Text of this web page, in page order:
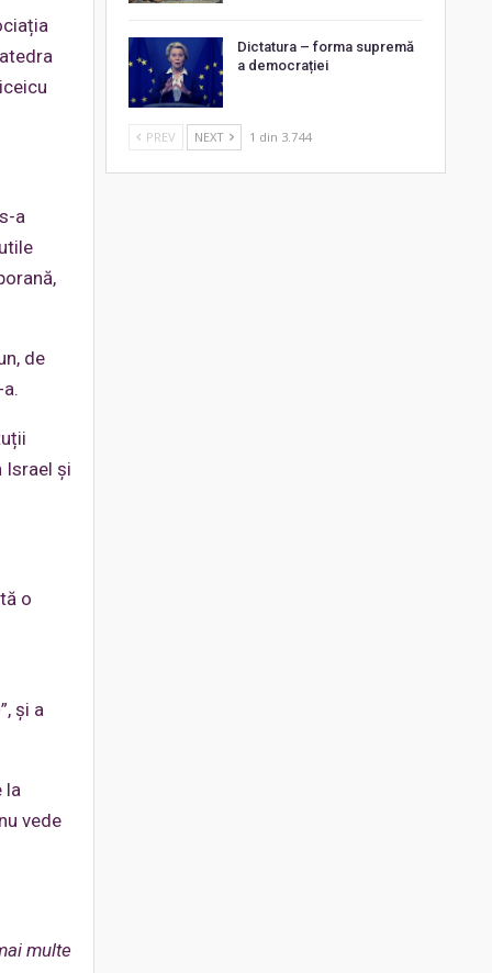
a
de
Israel și
o
”, și a
la
vede
multe
Dictatura – forma supremă
a democrației
PREV NEXT 1 din 3.744